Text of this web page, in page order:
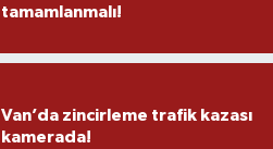
tamamlanmalı!
Van’da zincirleme trafik kazası
kamerada!